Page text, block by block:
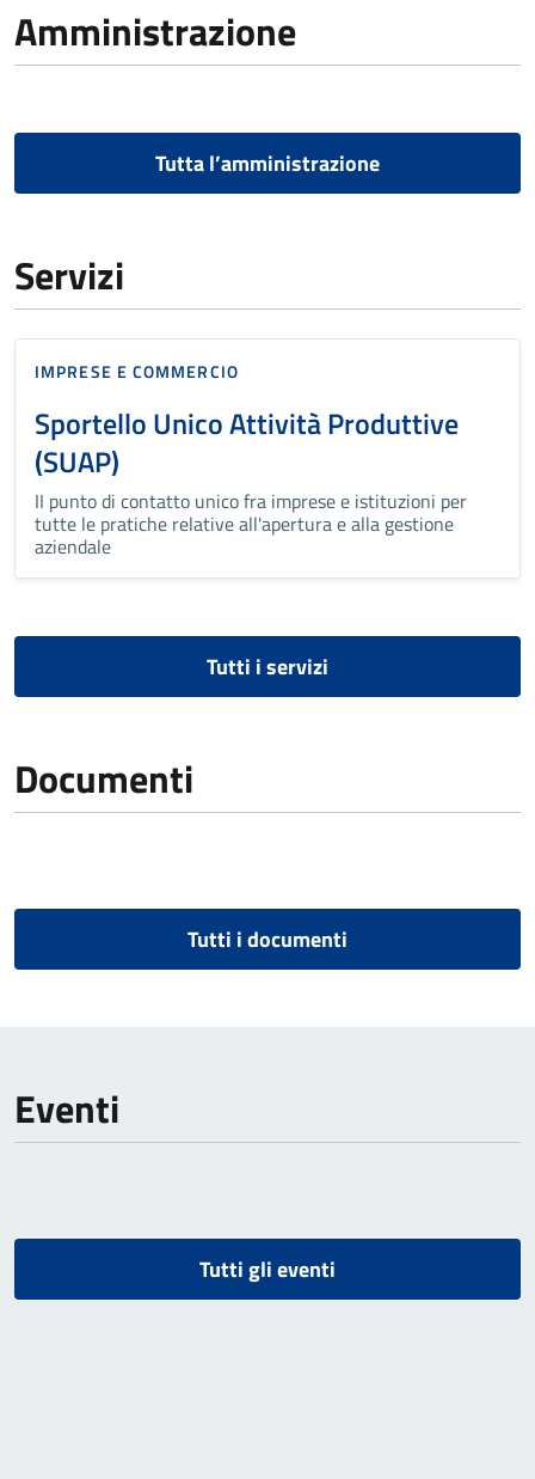
Amministrazione
Tutta l’amministrazione
Servizi
IMPRESE E COMMERCIO
Sportello Unico Attività Produttive
(SUAP)
II punto di contatto unico fra imprese e istituzioni per
tutte le pratiche relative all'apertura e alla gestione
aziendale
Tutti i servizi
Documenti
Tutti i documenti
Eventi
Tutti gli eventi